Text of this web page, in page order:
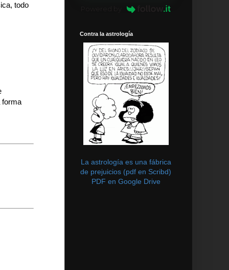
todo
forma
Contra la astrología
La astrología es una fábrica
de prejuicios (pdf en Scribd)
PDF en Google Drive